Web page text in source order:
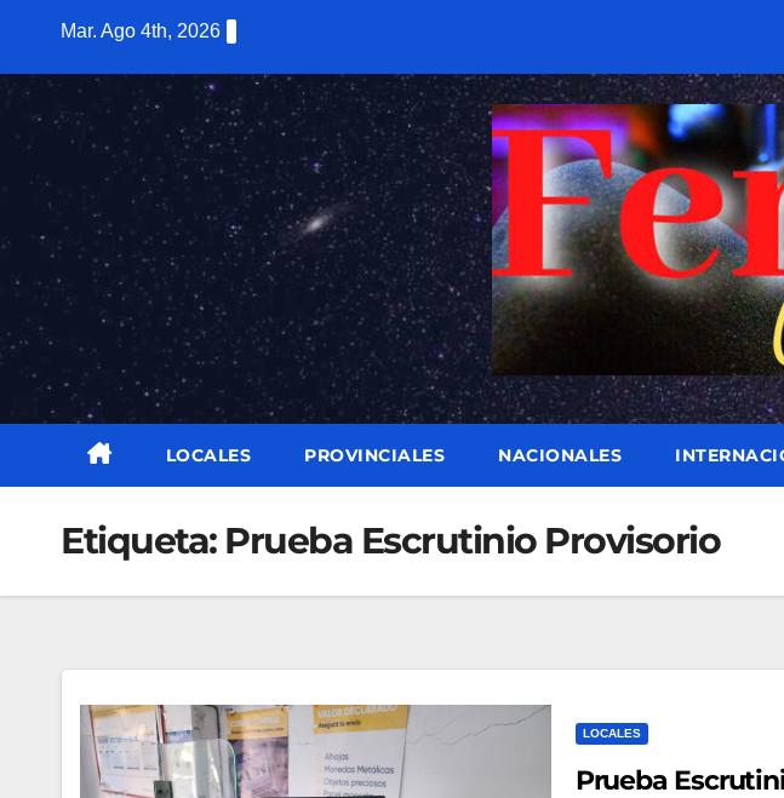
contenido
Mar. Ago 4th, 2026
LOCALES PROVINCIALES NACIONALES
Etiqueta: Prueba Escrutinio Provisorio
LOCALES
Prueba